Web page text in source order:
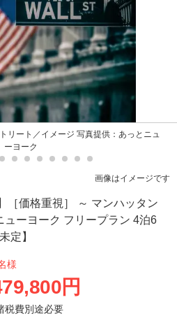
リート／イメージ 写真提供：あっとニュ
ーヨーク
画像はイメージです
［価格重視］ ～ マンハッタン
ューヨーク フリープラン 4泊6
定】
様
円
税費別途必要